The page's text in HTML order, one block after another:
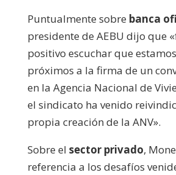
Puntualmente sobre banca
presidente de AEBU dijo que
positivo escuchar que
próximos a la firma de un
en la Agencia Nacional de
el sindicato ha venido
propia creación de la ANV».
Sobre el sector privado,
referencia a los desafíos